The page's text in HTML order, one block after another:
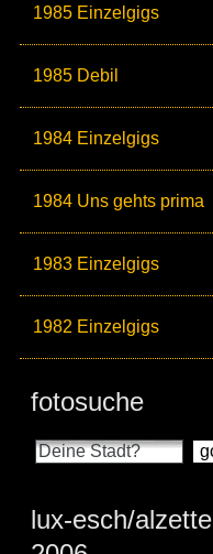
1985 Einzelgigs
1985 Debil
1984 Einzelgigs
1984 Uns gehts prima
1983 Einzelgigs
1982 Einzelgigs
fotosuche
lux-esch/alzette